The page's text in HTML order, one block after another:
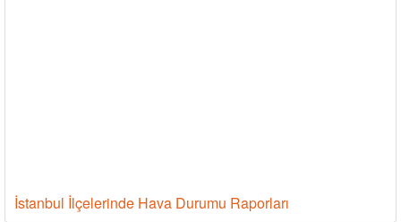
İstanbul İlçelerinde Hava Durumu Raporları